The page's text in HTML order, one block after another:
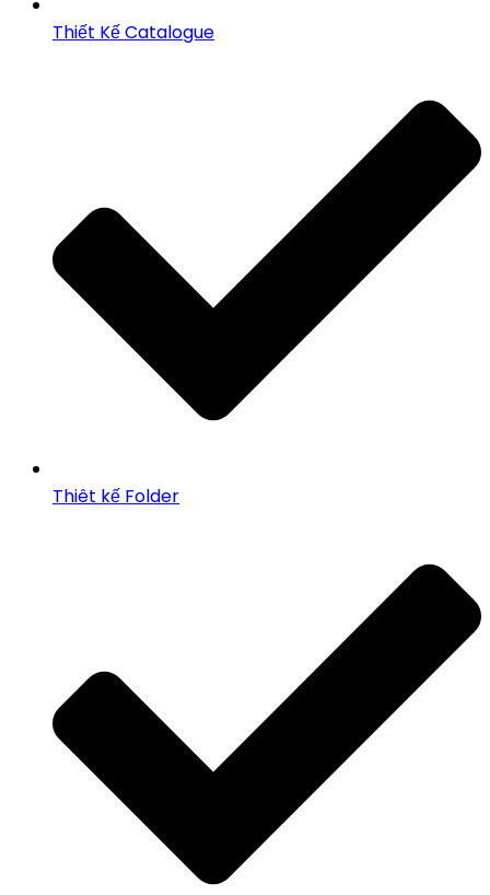
Thiết Kế Catalogue
Thiêt kế Folder